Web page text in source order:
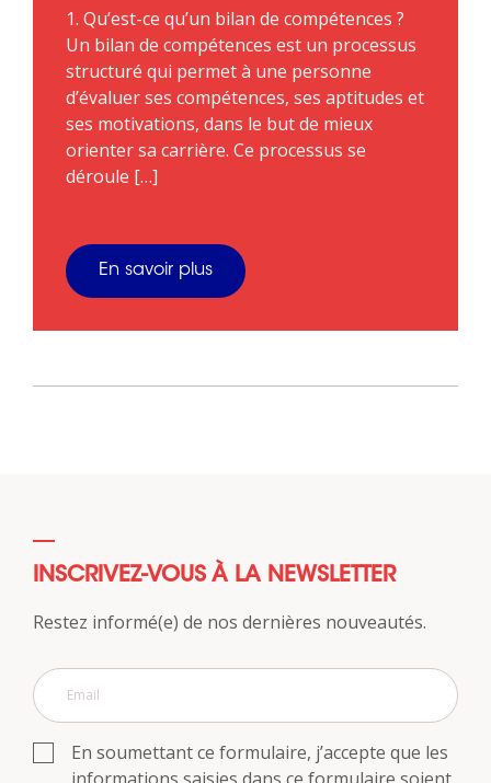
1. Qu’est-ce qu’un bilan de compétences ?
Un bilan de compétences est un processus
structuré qui permet à une personne
d’évaluer ses compétences, ses aptitudes et
ses motivations, dans le but de mieux
orienter sa carrière. Ce processus se
déroule […]
En savoir plus
INSCRIVEZ-VOUS À LA NEWSLETTER
Restez informé(e) de nos dernières nouveautés.
En soumettant ce formulaire, j’accepte que les